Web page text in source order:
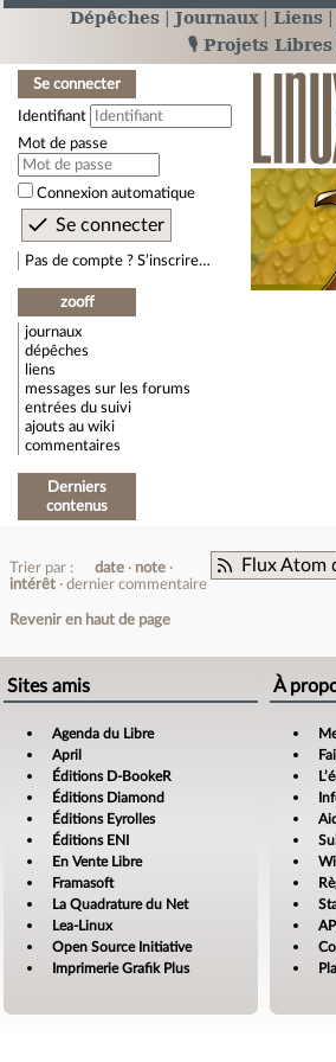
Dépêches Journaux Liens
🎙️ Projets Libres
Se connecter
Identifiant
Mot de passe
Connexion automatique
Pas de compte ? S’inscrire…
zooff
journaux
dépêches
liens
messages sur les forums
entrées du suivi
ajouts au wiki
commentaires
Derniers
contenus
Flux Atom
Trier par : date
note
intérêt
dernier commentaire
Revenir en haut de page
Sites amis
Agenda du Libre
April
Éditions D-BookeR
Éditions Diamond
Éditions Eyrolles
Éditions ENI
En Vente Libre
Framasoft
La Quadrature du Net
Lea-Linux
Open Source Initiative
Imprimerie Grafik Plus
À